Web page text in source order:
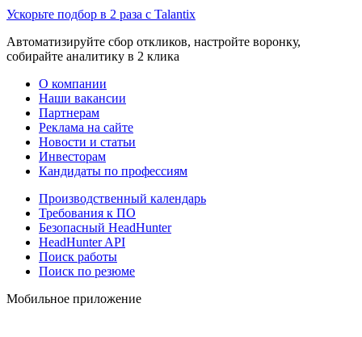
Ускорьте подбор в 2 раза с Talantix
Автоматизируйте сбор откликов, настройте воронку,
собирайте аналитику в 2 клика
О компании
Наши вакансии
Партнерам
Реклама на сайте
Новости и статьи
Инвесторам
Кандидаты по профессиям
Производственный календарь
Требования к ПО
Безопасный HeadHunter
HeadHunter API
Поиск работы
Поиск по резюме
Мобильное приложение